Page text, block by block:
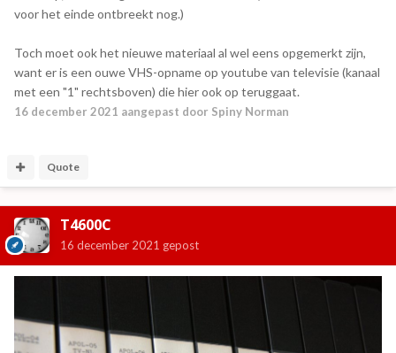
voor het einde ontbreekt nog.)
Toch moet ook het nieuwe materiaal al wel eens opgemerkt zijn,
want er is een ouwe VHS-opname op youtube van televisie (kanaal
met een "1" rechtsboven) die hier ook op teruggaat.
16 december 2021 aangepast door Spiny Norman
Quote
T4600C
16 december 2021 gepost